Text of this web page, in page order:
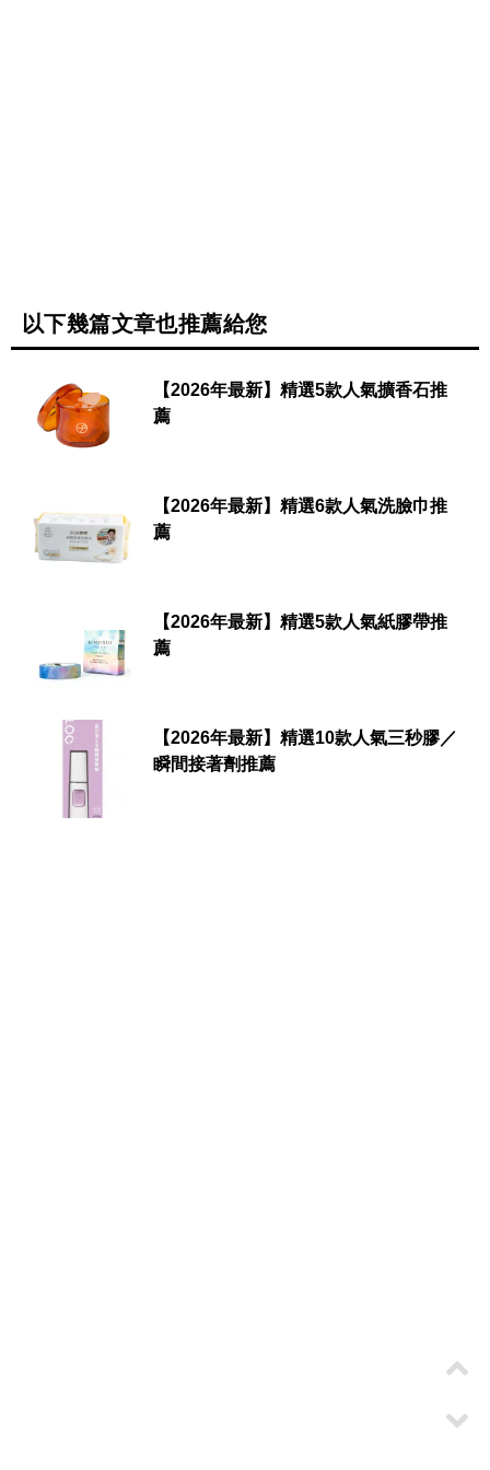
以下幾篇文章也推薦給您
【2026年最新】精選5款人氣擴香石推
薦
【2026年最新】精選6款人氣洗臉巾推
薦
【2026年最新】精選5款人氣紙膠帶推
薦
【2026年最新】精選10款人氣三秒膠／
瞬間接著劑推薦